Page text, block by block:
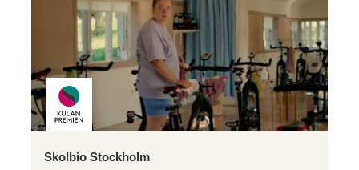
Skolbio Stockholm